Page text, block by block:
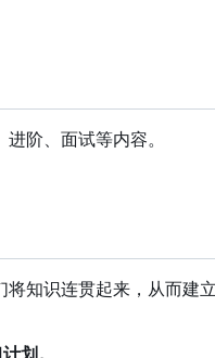
阶、面试等内容。
知识连贯起来，从而建